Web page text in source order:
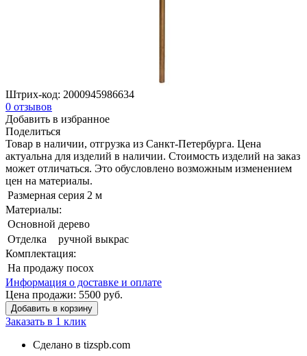
Штрих-код: 2000945986634
0 отзывов
Добавить в избранное
Поделиться
Товар в наличии, отгрузка из Санкт-Петербурга. Цена
актуальна для изделий в наличии. Стоимость изделий на заказ
может отличаться. Это обусловлено возможным изменением
цен на материалы.
Размерная серия 2 м
Материалы:
Основной дерево
Отделка
ручной выкрас
Комплектация:
На продажу посох
Информация о доставке и оплате
Цена продажи: 5500 руб.
Добавить в корзину
Заказать в 1 клик
Сделано в tizspb.com